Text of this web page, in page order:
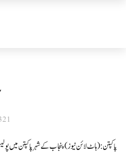
پاکپتن: ( ہاٹ لائن نیوز) پنجاب کے شہر پاکپتن میں